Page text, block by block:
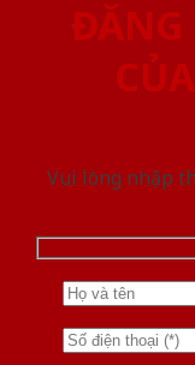
ĐĂNG
Vui lòng nhập